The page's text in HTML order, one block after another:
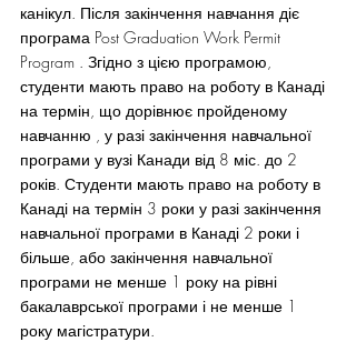
канікул. Після закінчення навчання діє
програма Post Graduation Work Permit
Program . Згідно з цією програмою,
студенти мають право на роботу в Канаді
на термін, що дорівнює пройденому
навчанню , у разі закінчення навчальної
програми у вузі Канади від 8 міс. до 2
років. Студенти мають право на роботу в
Канаді на термін 3 роки у разі закінчення
навчальної програми в Канаді 2 роки і
більше, або закінчення навчальної
програми не менше 1 року на рівні
бакалаврської програми і не менше 1
року магістратури.